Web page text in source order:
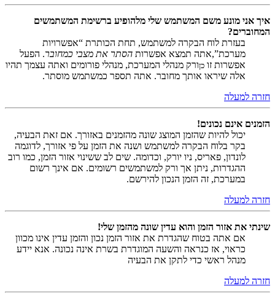
איך אני מונע משם המשתמש שלי מלהופיע ברשימת המשתמשים
המחוברים?
בעזרת לוח הבקרה למשתמש, תחת הכותרת “אפשרויות
מערכת”,אתה תמצא אפשרות הסתר את מצבי כמחובר. הפעל
אפשרות זו כןורק מנהלי המערכת, מנהלי פורומים ואתה עצמך תהיו
אלה שיראו אותך מחובר. אתה תספר כמשתמש מוסתר.
חזרה למעלה
הזמנים אינם נכונים!
יכול להיות שהזמן המוצג שונה מהזמנים באזורך. אם זאת הבעיה,
בקר בלוח הבקרה למשתמש ושנה את הזמן על פי אזורך, לדוגמה
לונדון, פאריס, ניו יורק, וכדומה. שים לב ששינוי אזור הזמן, כמו רוב
ההגדרות, ניתן אך ורק למשתמשים רשומים. אם אינך רשום
במערכת, זה הזמן הנכון להירשם.
חזרה למעלה
שינתי את אזור הזמן והוא עדין שונה מהזמן שלי!
אם אתה בטוח שהגדרת את אזור הזמן נכון והזמן עדין אינו מכוון
כראוי, אז כנראה והשעה המוגדרת בשרת אינה נכונה. אנא יידע
מנהל ראשי כדי לתקן את הבעיה
חזרה למעלה